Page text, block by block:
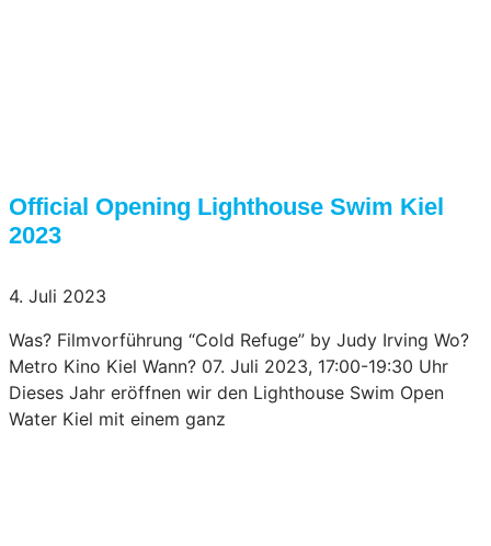
Official Opening Lighthouse Swim Kiel
2023
4. Juli 2023
Was? Filmvorführung “Cold Refuge” by Judy Irving Wo?
Metro Kino Kiel Wann? 07. Juli 2023, 17:00-19:30 Uhr
Dieses Jahr eröffnen wir den Lighthouse Swim Open
Water Kiel mit einem ganz